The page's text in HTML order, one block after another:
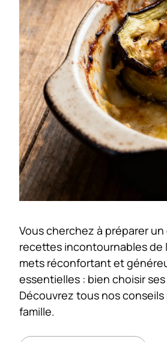
Vous cherchez à préparer
recettes incontournables de
mets réconfortant et
essentielles : bien choisir
Découvrez tous nos
famille.